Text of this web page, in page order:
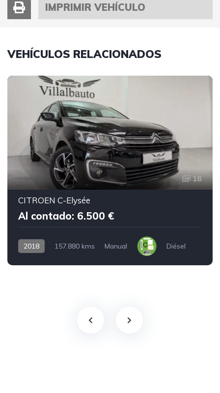
IMPRIMIR VEHÍCULO
VEHÍCULOS RELACIONADOS
18
CITROEN C-Elysée
Al contado: 6.500 €
2018 157.880 kms Manual Diésel